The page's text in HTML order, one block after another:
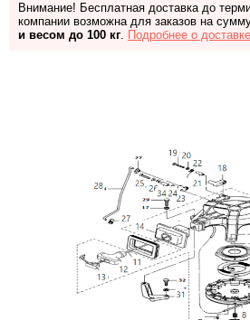
Внимание! Бесплатная доставка до
компании возможна для заказов на
и весом до 100 кг. Подробнее о доставке